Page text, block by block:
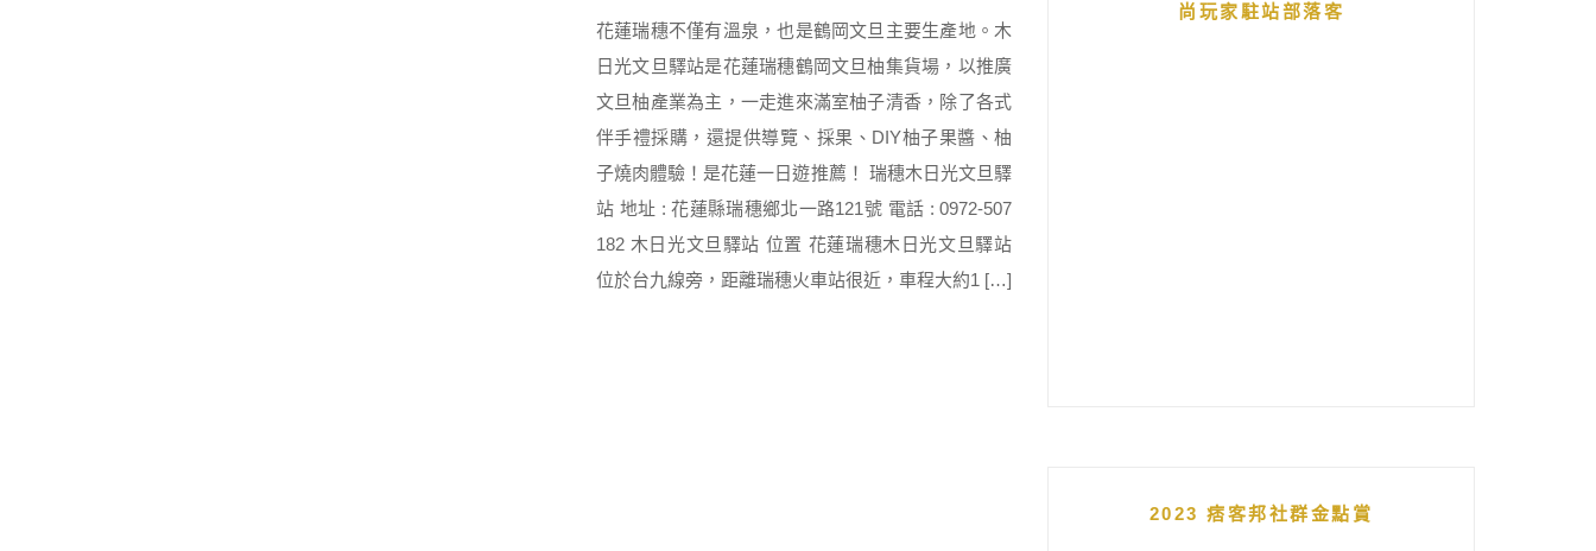
花蓮瑞穗不僅有溫泉，也是鶴岡文旦主要生產地。木
日光文旦驛站是花蓮瑞穗鶴岡文旦柚集貨場，以推廣
文旦柚產業為主，一走進來滿室柚子清香，除了各式
伴手禮採購，還提供導覽、採果、DIY柚子果醬、柚
子燒肉體驗！是花蓮一日遊推薦！ 瑞穗木日光文旦驛
站 地址 : 花蓮縣瑞穗鄉北一路121號 電話 : 0972-507
182 木日光文旦驛站 位置 花蓮瑞穗木日光文旦驛站
位於台九線旁，距離瑞穗火車站很近，車程大約1 […]
尚玩家駐站部落客
2023 痞客邦社群金點賞